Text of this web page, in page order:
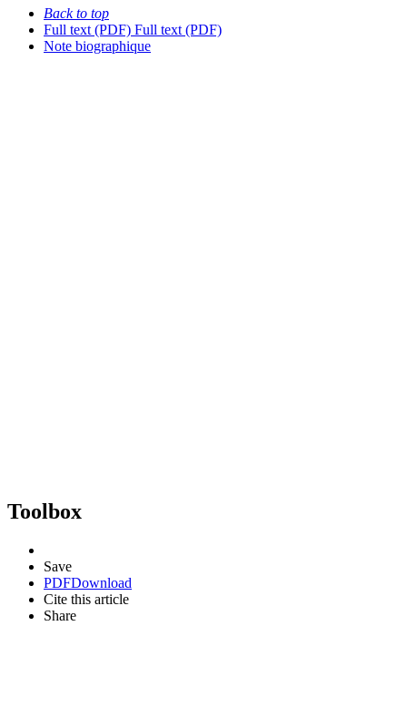
Back to top
Full text (PDF) Full text (PDF)
Note biographique
Toolbox
Save
PDFDownload
Cite this article
Share